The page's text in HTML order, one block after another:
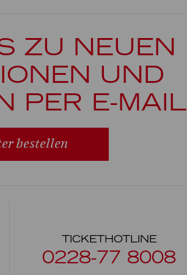
ZU NEUEN
UND
PER E-MAIL
bestellen
TICKETHOTLINE
0228-77 8008